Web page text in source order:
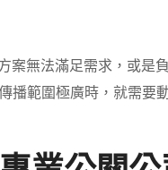
案無法滿足需求，或是
播範圍極廣時，就需要